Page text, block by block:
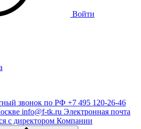
Войти
звонок по РФ +7 495 120-26-46
info@f-tk.ru Электронная почта
с директором Компании